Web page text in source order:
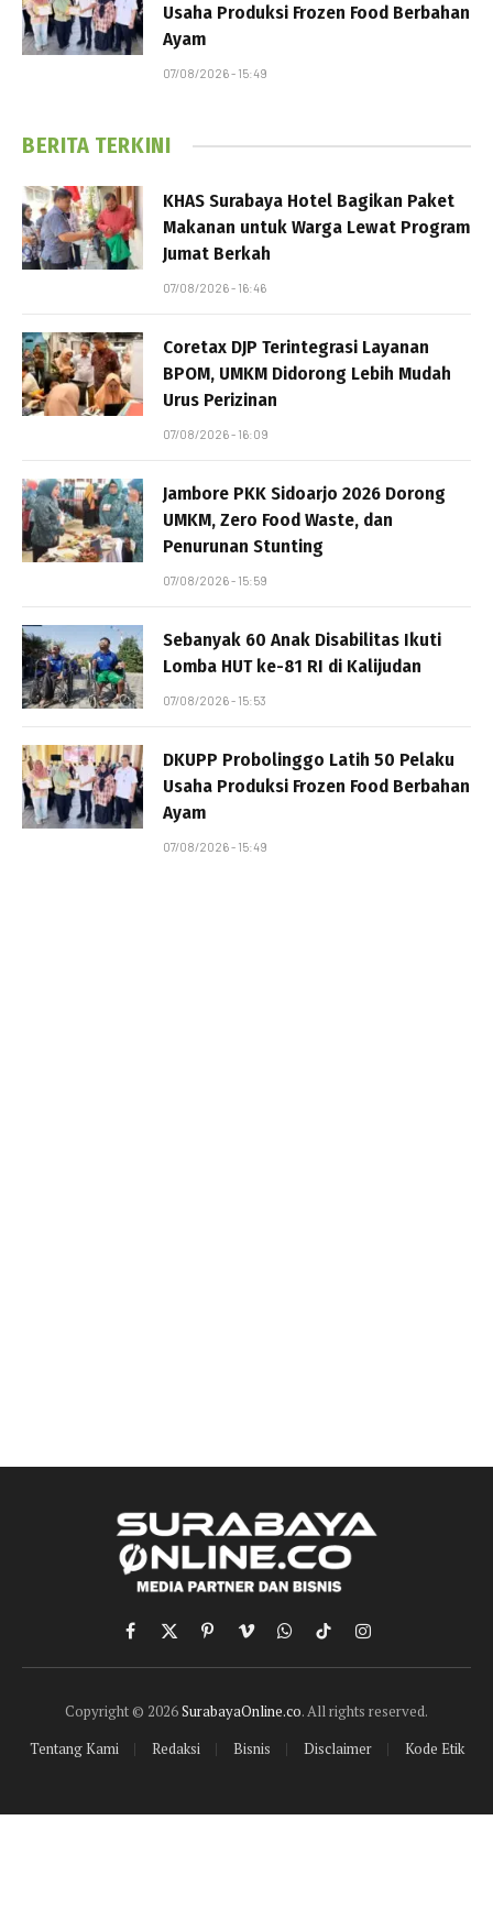
Usaha Produksi Frozen Food Berbahan
Ayam
07/08/2026 - 15:49
BERITA TERKINI
KHAS Surabaya Hotel Bagikan Paket
Makanan untuk Warga Lewat Program
Jumat Berkah
07/08/2026 - 16:46
Coretax DJP Terintegrasi Layanan
BPOM, UMKM Didorong Lebih Mudah
Urus Perizinan
07/08/2026 - 16:09
Jambore PKK Sidoarjo 2026 Dorong
UMKM, Zero Food Waste, dan
Penurunan Stunting
07/08/2026 - 15:59
Sebanyak 60 Anak Disabilitas Ikuti
Lomba HUT ke-81 RI di Kalijudan
07/08/2026 - 15:53
DKUPP Probolinggo Latih 50 Pelaku
Usaha Produksi Frozen Food Berbahan
Ayam
07/08/2026 - 15:49
Facebook
X
(Twitter)
PinterestVimeoWhatsApp
TikTokInstagram
Copyright © 2026SurabayaOnline.co. All rights reserved.
Tentang Kami
Redaksi Bisnis Disclaimer Kode Etik